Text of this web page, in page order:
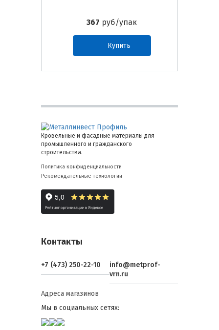
367 руб/упак
Купить
Кровельные и фасадные материалы для
промышленного и гражданского
строительства.
Политика конфиденциальности
Рекомендательные технологии
Контакты
+7 (473) 250-22-10
info@metprof-
vrn.ru
Адреса магазинов
Мы в социальных сетях: